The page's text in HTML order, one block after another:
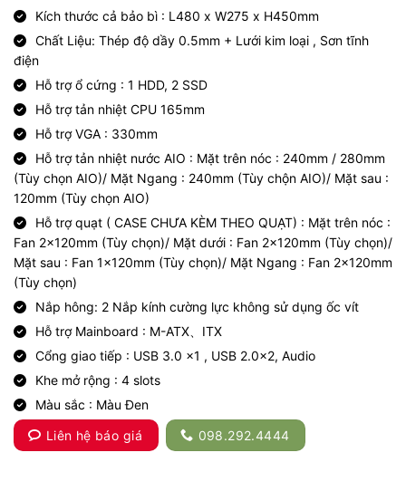
Kích thước cả bảo bì : L480 x W275 x H450mm
Chất Liệu: Thép độ dầy 0.5mm + Lưới kim loại , Sơn tĩnh
điện
Hỗ trợ ổ cứng : 1 HDD, 2 SSD
Hỗ trợ tản nhiệt CPU 165mm
Hỗ trợ VGA : 330mm
Hỗ trợ tản nhiệt nước AIO : Mặt trên nóc : 240mm / 280mm
(Tùy chọn AIO)/ Mặt Ngang : 240mm (Tùy chộn AIO)/ Mặt sau :
120mm (Tùy chọn AIO)
Hỗ trợ quạt ( CASE CHƯA KÈM THEO QUẠT) : Mặt trên nóc :
Fan 2x120mm (Tùy chọn)/ Mặt dưới : Fan 2x120mm (Tùy chọn)/
Mặt sau : Fan 1x120mm (Tùy chọn)/ Mặt Ngang : Fan 2x120mm
(Tùy chọn)
Nắp hông: 2 Nắp kính cường lực không sử dụng ốc vít
Hỗ trợ Mainboard : M-ATX、ITX
Cổng giao tiếp : USB 3.0 x1 , USB 2.0×2, Audio
Khe mở rộng : 4 slots
Màu sắc : Màu Đen
Liên hệ báo giá
098.292.4444